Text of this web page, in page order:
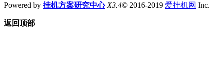
Powered by 挂机方案研究中心 X3.4© 2016-2019 爱挂机网 Inc.
返回顶部